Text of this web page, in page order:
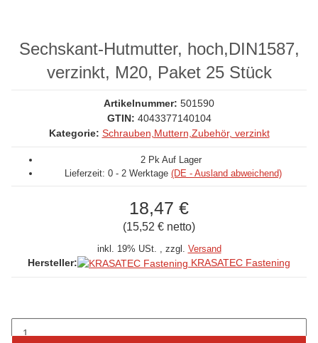
Sechskant-Hutmutter, hoch,DIN1587,
verzinkt, M20, Paket 25 Stück
Artikelnummer: 501590
GTIN: 4043377140104
Kategorie: Schrauben,Muttern,Zubehör, verzinkt
2 Pk Auf Lager
Lieferzeit: 0 - 2 Werktage (DE - Ausland abweichend)
18,47 €
(15,52 € netto)
inkl. 19% USt. , zzgl. Versand
Hersteller: KRASATEC Fastening